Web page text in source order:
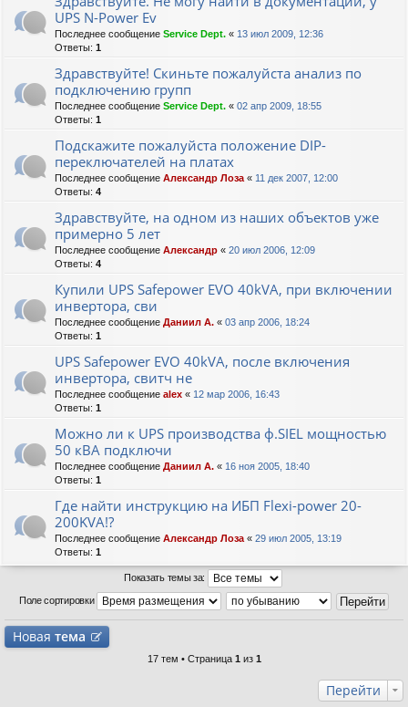
UPS N-Power Ev
Последнее сообщение Service Dept. « 13 июл 2009, 12:36
Ответы: 1
Здравствуйте! Скиньте пожалуйста анализ по
подключению групп
Последнее сообщение Service Dept. « 02 апр 2009, 18:55
Ответы: 1
Подскажите пожалуйста положение DIP-
переключателей на платах
Последнее сообщение Александр Лоза « 11 дек 2007, 12:00
Ответы: 4
Здравствуйте, на одном из наших объектов уже
примерно 5 лет
Последнее сообщение Александр « 20 июл 2006, 12:09
Ответы: 4
Купили UPS Safepower EVO 40kVA, при включении
инвертора, сви
Последнее сообщение Даниил А. « 03 апр 2006, 18:24
Ответы: 1
UPS Safepower EVO 40kVA, после включения
инвертора, свитч не
Последнее сообщение alex « 12 мар 2006, 16:43
Ответы: 1
Можно ли к UPS производства ф.SIEL мощностью
50 кВА подключи
Последнее сообщение Даниил А. « 16 ноя 2005, 18:40
Ответы: 1
Где найти инструкцию на ИБП Flexi-power 20-
200KVA!?
Последнее сообщение Александр Лоза « 29 июл 2005, 13:19
Ответы: 1
Показать темы за:
Поле сортировки
Новая тема
17 тем • Страница 1 из 1
Перейти